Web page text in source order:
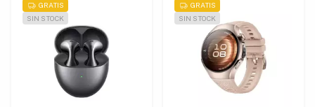
SIN STOCK
GRATIS
SIN STOCK
GRATIS